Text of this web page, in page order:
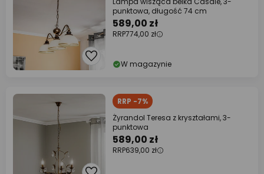
punktowa, długość 74 cm
589,00 zł
RRP774,00 zł
W magazynie
RRP -7%
Żyrandol Teresa z kryształami, 3-
punktowa
589,00 zł
RRP639,00 zł